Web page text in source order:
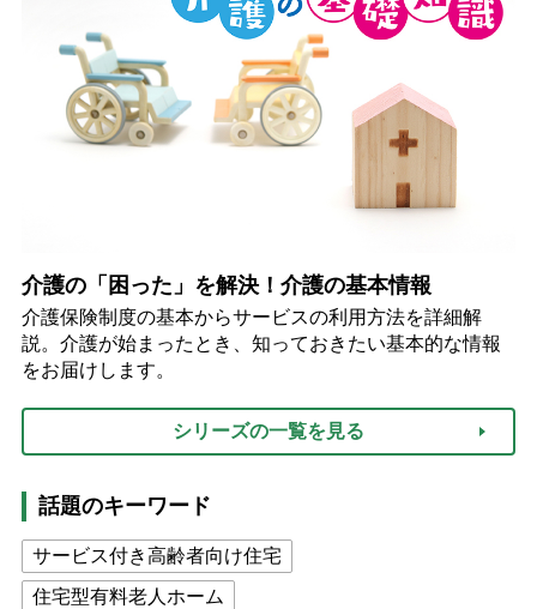
介護の「困った」を解決！介護の基本情報
介護保険制度の基本からサービスの利用方法を詳細解
説。介護が始まったとき、知っておきたい基本的な情報
をお届けします。
シリーズの一覧を見る
話題のキーワード
サービス付き高齢者向け住宅
住宅型有料老人ホーム